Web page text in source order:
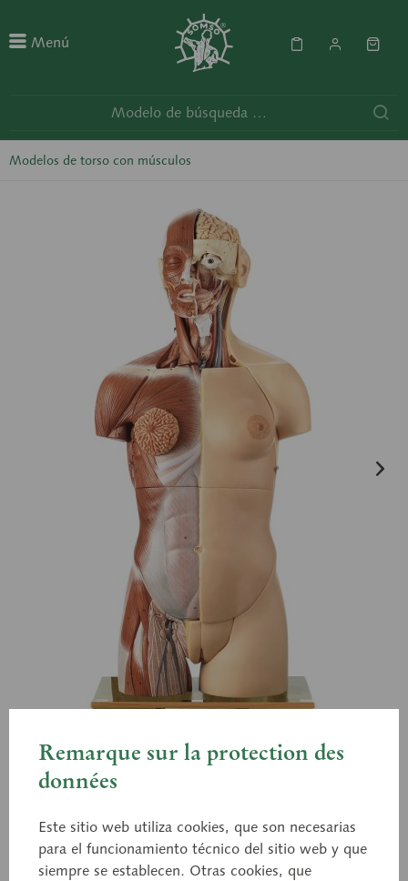
Menú
Modelos de torso con músculos
Torso femenino con cabeza
Remarque sur la protection des
données
Este sitio web utiliza cookies, que son necesarias
para el funcionamiento técnico del sitio web y que
siempre se establecen. Otras cookies, que